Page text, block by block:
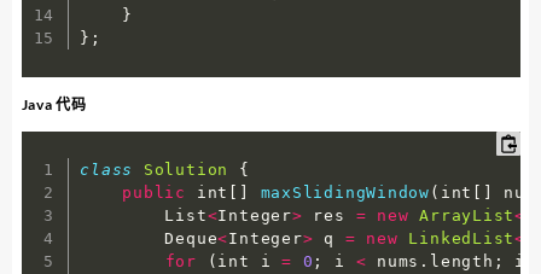
}
} ;
Java 代码
class Solution
{
public
int maxSlidingWindow ( int
        List
<Integer> res = new ArrayList<
        Deque
<Integer> q = new LinkedList<
for
( int i = 0 ; i < nums . length ; i